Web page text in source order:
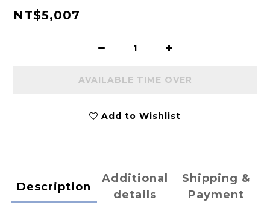
NT$5,007
AVAILABLE TIME OVER
Add to Wishlist
Description
Additional
details
Shipping &
Payment